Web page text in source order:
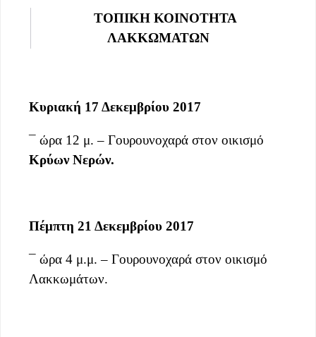
ΤΟΠΙΚΗ ΚΟΙΝΟΤΗΤΑ
ΛΑΚΚΩΜΑΤΩΝ
Κυριακή 17 Δεκεμβρίου 2017
¯ ώρα 12 μ. – Γουρουνοχαρά στον οικισμό
Κρύων Νερών.
Πέμπτη 21 Δεκεμβρίου 2017
¯ ώρα 4 μ.μ. – Γουρουνοχαρά στον οικισμό
Λακκωμάτων.